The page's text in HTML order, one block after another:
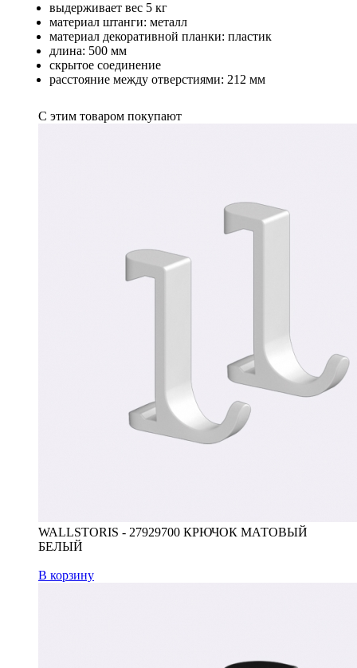
выдерживает вес 5 кг
материал штанги: металл
материал декоративной планки: пластик
длина: 500 мм
скрытое соединение
расстояние между отверстиями: 212 мм
С этим товаром покупают
WALLSTORIS - 27929700 КРЮЧОК МАТОВЫЙ
БЕЛЫЙ
В корзину